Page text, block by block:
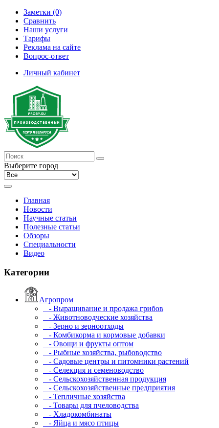
Заметки (0)
Сравнить
Наши услуги
Тарифы
Реклама на сайте
Вопрос-ответ
Личный кабинет
Выберите город
Главная
Новости
Научные статьи
Полезные статьи
Обзоры
Специальности
Видео
Категории
Агропром
- Выращивание и продажа грибов
- Животноводческие хозяйства
- Зерно и зерноотходы
- Комбикорма и кормовые добавки
- Овощи и фрукты оптом
- Рыбные хозяйства, рыбоводство
- Садовые центры и питомники растений
- Селекция и семеноводство
- Сельскохозяйственная продукция
- Сельскохозяйственные предприятия
- Тепличные хозяйства
- Товары для пчеловодства
- Хладокомбинаты
- Яйца и мясо птицы